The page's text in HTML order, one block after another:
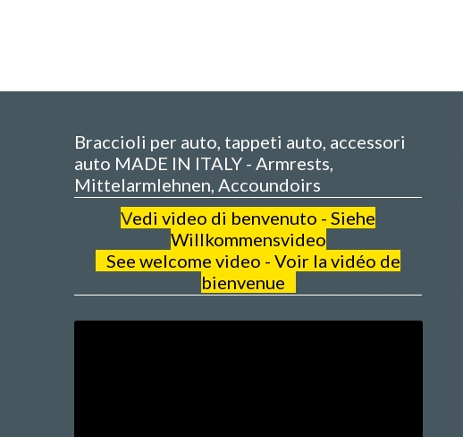
Braccioli per auto, tappeti auto, accessori
auto MADE IN ITALY - Armrests,
Mittelarmlehnen, Accoundoirs
Vedi video di benvenuto - Siehe
Willkommensvideo
See welcome video - Voir la vidéo de
bienvenue